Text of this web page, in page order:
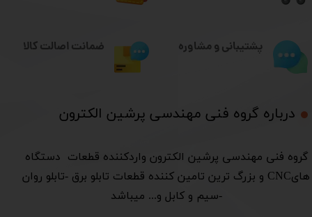
درباره گروه فنی مهندسی پرشین الکترون​​​​​​​
​گروه فنی مهندسی پرشین الکترون واردکننده قطعات دستگاه
هایCNC و بزرگ ترین تامین کننده قطعات تابلو برق -تابلو روان
-سیم و کابل و... میباشد
پشتیبانی و مشاوره ضمانت اصالت کالا